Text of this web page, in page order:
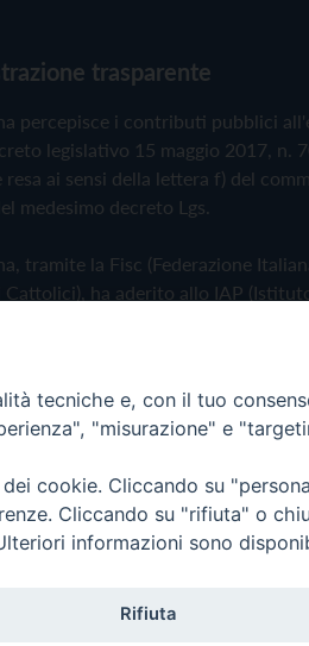
trasparente
percepisce i contributi pubblici
legislativo 15 maggio 2017, n.
resa ai sensi della lettera f) del
medesimo decreto Lgs.
tramite la Fisc (Federazione
Cattolici), ha aderito allo IAP
Cookie Policy
tecniche e, con il tuo
"misurazione" e
cookie. Cliccando su
Cliccando su "rifiuta" o
informazioni sono
Rifiuta